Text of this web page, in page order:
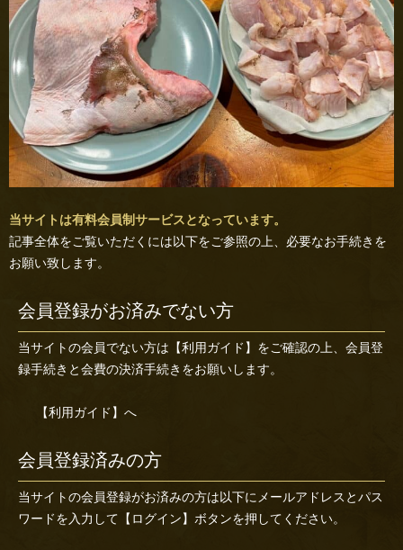
当サイトは有料会員制サービスとなっています。
記事全体をご覧いただくには以下をご参照の上、必要なお手続きを
お願い致します。
会員登録がお済みでない方
当サイトの会員でない方は 【利用ガイド】 をご確認の上、会員登
録手続きと会費の決済手続きをお願いします。
【利用ガイド】へ
会員登録済みの方
当サイトの会員登録がお済みの方は以下にメールアドレスとパス
ワードを入力して【ログイン】ボタンを押してください。